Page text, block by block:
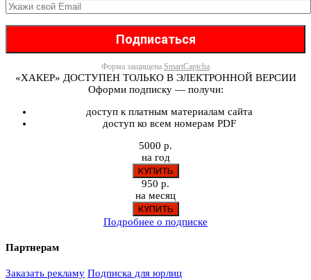
Форма защищена SmartCaptcha
«ХАКЕР» ДОСТУПЕН ТОЛЬКО В ЭЛЕКТРОННОЙ ВЕРСИИ
Оформи подписку — получи:
доступ к платным материалам сайта
доступ ко всем номерам PDF
5000 р.
на год
950 р.
на месяц
Подробнее о подписке
Партнерам
Заказать рекламу Подписка для юрлиц